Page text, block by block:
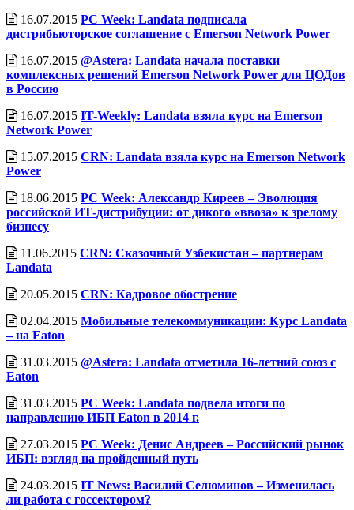
16.07.2015 PC Week: Landata подписала
дистрибьюторское соглашение с Emerson Network Power
16.07.2015 @Astera: Landata начала поставки
комплексных решений Emerson Network Power для ЦОДов
в Россию
16.07.2015 IT-Weekly: Landata взяла курс на Emerson
Network Power
15.07.2015 CRN: Landata взяла курс на Emerson Network
Power
18.06.2015 PC Week: Александр Киреев – Эволюция
российской ИТ-дистрибуции: от дикого «ввоза» к зрелому
бизнесу
11.06.2015 CRN: Сказочный Узбекистан – партнерам
Landata
20.05.2015 CRN: Кадровое обострение
02.04.2015 Мобильные телекоммуникации: Курс Landata
– на Eaton
31.03.2015 @Astera: Landata отметила 16-летний союз с
Eaton
31.03.2015 PC Week: Landata подвела итоги по
направлению ИБП Eaton в 2014 г.
27.03.2015 PC Week: Денис Андреев – Российский рынок
ИБП: взгляд на пройденный путь
24.03.2015 IT News: Василий Селюминов – Изменилась
ли работа с госсектором?